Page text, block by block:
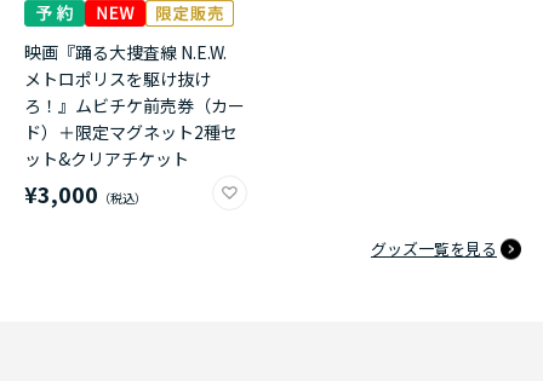
映画『踊る大捜査線 N.E.W.
メトロポリスを駆け抜け
ろ！』ムビチケ前売券（カー
ド）＋限定マグネット2種セ
ット&クリアチケット
¥3,000
グッズ一覧を見る